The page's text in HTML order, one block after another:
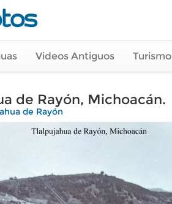
Videos Antiguos Turismo
de Rayón, Michoacán.
de Rayón